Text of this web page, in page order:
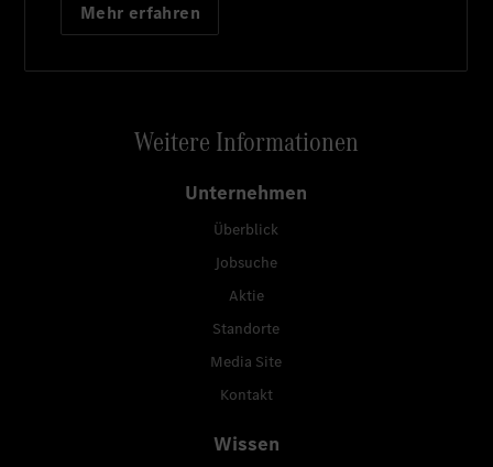
Mehr erfahren
Weitere Informationen
Unternehmen
Überblick
Jobsuche
Aktie
Standorte
Media Site
Kontakt
Wissen